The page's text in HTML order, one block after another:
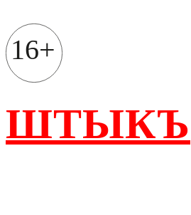
содержимому
16+
ШТЫКЪ